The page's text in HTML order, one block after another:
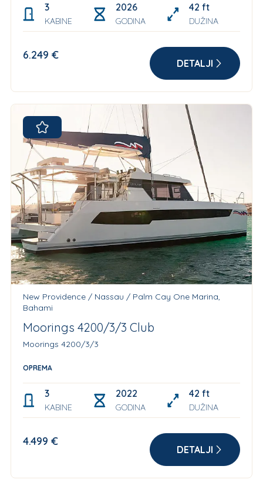
3
KABINE
2026
GODINA
42 ft
DUŽINA
6.249 €
DETALJI
New Providence / Nassau / Palm Cay One Marina,
Bahami
Moorings 4200/3/3 Club
Moorings 4200/3/3
OPREMA
3
KABINE
2022
GODINA
42 ft
DUŽINA
4.499 €
DETALJI